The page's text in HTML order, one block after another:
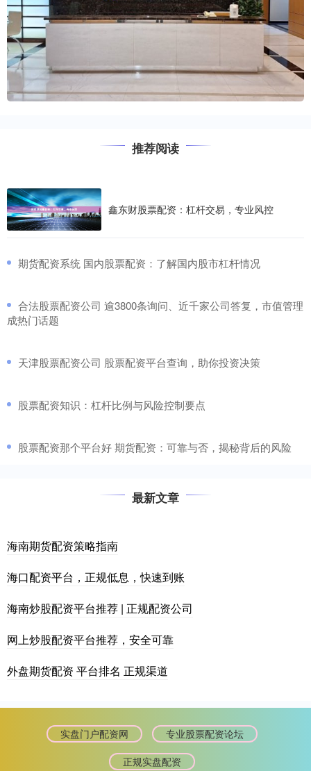
推荐阅读
鑫东财股票配资：杠杆交易，专业风控
​期货配资系统 国内股票配资：了解国内股市杠杆情况
​合法股票配资公司 逾3800条询问、近千家公司答复，市值管理
成热门话题
​天津股票配资公司 股票配资平台查询，助你投资决策
​股票配资知识：杠杆比例与风险控制要点
​股票配资那个平台好 期货配资：可靠与否，揭秘背后的风险
最新文章
海南期货配资策略指南
海口配资平台，正规低息，快速到账
海南炒股配资平台推荐 | 正规配资公司
网上炒股配资平台推荐，安全可靠
外盘期货配资 平台排名 正规渠道
实盘门户配资网
专业股票配资论坛
正规实盘配资